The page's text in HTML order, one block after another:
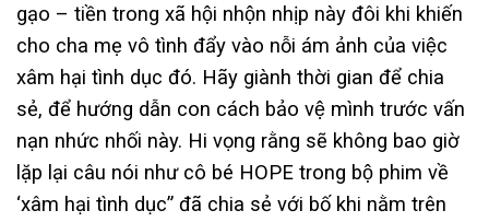
gạo – tiền trong xã hội nhộn nhịp này đôi khi khiến
cho cha mẹ vô tình đẩy vào nỗi ám ảnh của việc
xâm hại tình dục đó. Hãy giành thời gian để chia
sẻ, để hướng dẫn con cách bảo vệ mình trước vấn
nạn nhức nhối này. Hi vọng rằng sẽ không bao giờ
lặp lại câu nói như cô bé HOPE trong bộ phim về
‘xâm hại tình dục” đã chia sẻ với bố khi nằm trên